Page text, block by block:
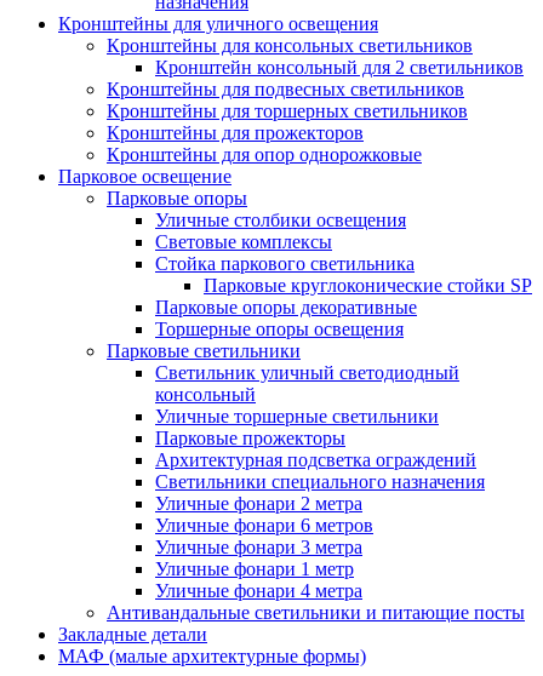
Кронштейны для уличного освещения
Кронштейны для консольных светильников
Кронштейн консольный для 2 светильников
Кронштейны для подвесных светильников
Кронштейны для торшерных светильников
Кронштейны для прожекторов
Кронштейны для опор однорожковые
Парковое освещение
Парковые опоры
Уличные столбики освещения
Световые комплексы
Стойка паркового светильника
Парковые круглоконические стойки SP
Парковые опоры декоративные
Торшерные опоры освещения
Парковые светильники
Светильник уличный светодиодный
консольный
Уличные торшерные светильники
Парковые прожекторы
Архитектурная подсветка ограждений
Светильники специального назначения
Уличные фонари 2 метра
Уличные фонари 6 метров
Уличные фонари 3 метра
Уличные фонари 1 метр
Уличные фонари 4 метра
Антивандальные светильники и питающие посты
Закладные детали
МАФ (малые архитектурные формы)